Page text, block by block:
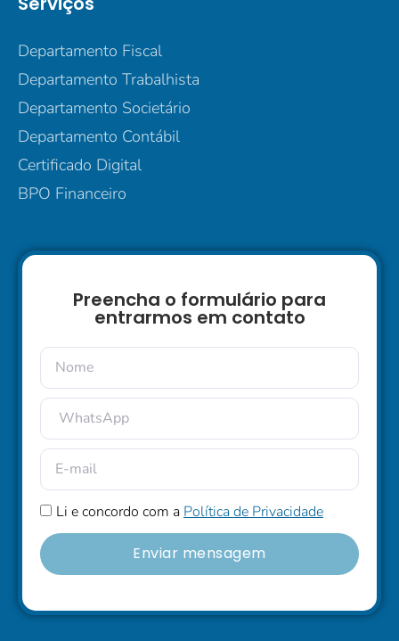
Departamento Fiscal
Departamento Trabalhista
Departamento Societário
Departamento Contábil
Certificado Digital
BPO Financeiro
Preencha o formulário para
entrarmos em contato
Li e concordo com a Política de Privacidade
Enviar mensagem